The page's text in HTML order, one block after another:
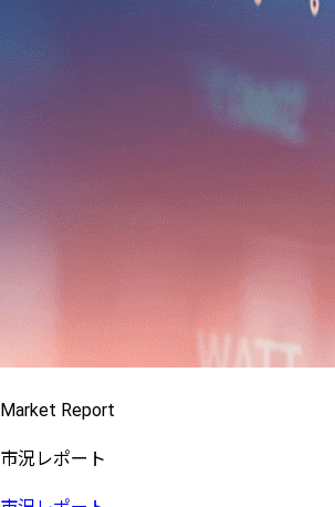
Market Report
市況レポート